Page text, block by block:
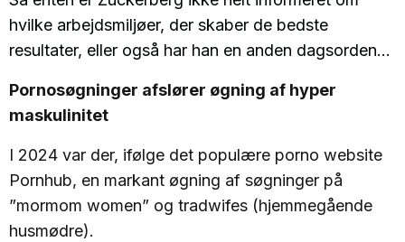
hvilke arbejdsmiljøer, der skaber de bedste
resultater, eller også har han en anden dagsorden…
Pornosøgninger afslører øgning af hyper
maskulinitet
I 2024 var der, ifølge det populære porno website
Pornhub, en markant øgning af søgninger på
”mormom women” og tradwifes (hjemmegående
husmødre).